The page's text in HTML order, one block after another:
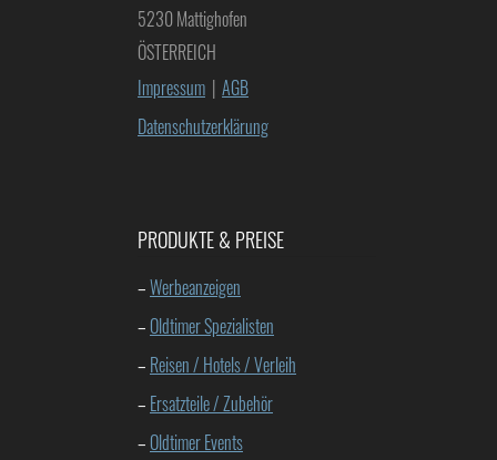
5230 Mattighofen
ÖSTERREICH
Impressum | AGB
Datenschutzerklärung
PRODUKTE & PREISE
–Werbeanzeigen
– Oldtimer Spezialisten
– Reisen / Hotels / Verleih
– Ersatzteile / Zubehör
– Oldtimer Events